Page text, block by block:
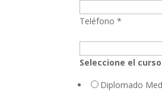
Teléfono *
Seleccione el
Diplomado